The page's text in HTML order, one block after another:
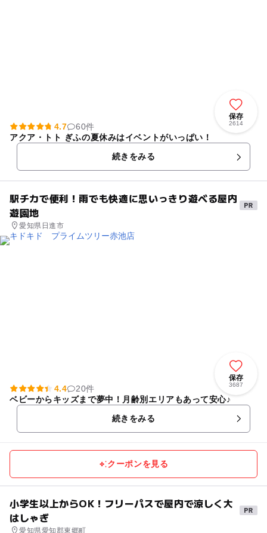
保存
2614
4.7
60件
アクア・トト ぎふの夏休みはイベントがいっぱい！
続きをみる
駅チカで便利！雨でも快適に思いっきり遊べる屋内
遊園地
愛知県日進市
保存
3687
4.4
20件
ベビーからキッズまで夢中！月齢別エリアもあって安心♪
続きをみる
クーポンを見る
小学生以上からOK！フリーパスで屋内で涼しく大
はしゃぎ
愛知県愛知郡東郷町